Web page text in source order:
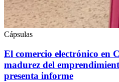
Cápsulas
El comercio electrónico en
madurez del
presenta informe